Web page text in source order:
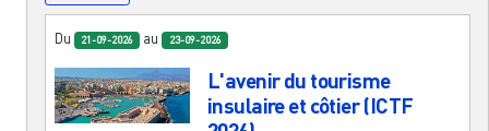
Du 21-09-2026 au 23-09-2026
L'avenir du tourisme
insulaire et côtier (ICTF